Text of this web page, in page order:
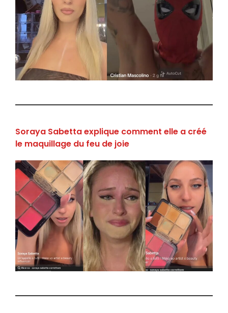
Soraya Sabetta explique comment elle a créé
le maquillage du feu de joie